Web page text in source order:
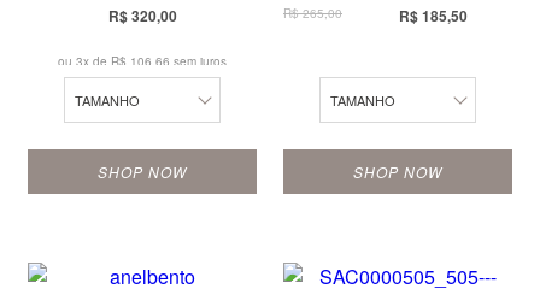
R$ 320,00
ou 3x de R$ 106,66 sem juros
TAMANHO
18
SHOP NOW
R$ 265,00 R$ 185,50
TAMANHO
16
SHOP NOW